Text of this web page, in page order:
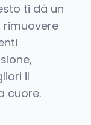
ti dà un
rimuovere
il
cuore.